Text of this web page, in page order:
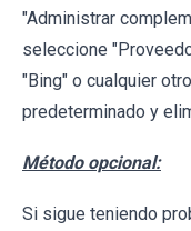
"Administrar
seleccione
"Bing" o cualquier
predeterminado y
Método opcional:
Si sigue teniendo